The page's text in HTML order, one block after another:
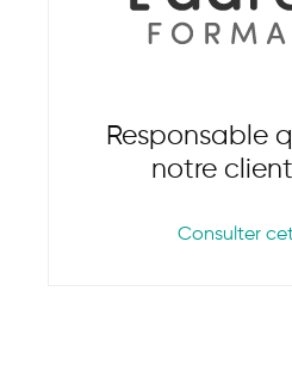
Responsable
notre client
Consulter